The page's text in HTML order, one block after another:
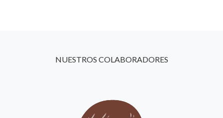
NUESTROS COLABORADORES